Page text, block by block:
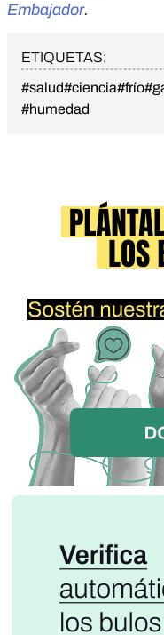
Embajador.
ETIQUETAS:
#salud#ciencia#frío
#humedad